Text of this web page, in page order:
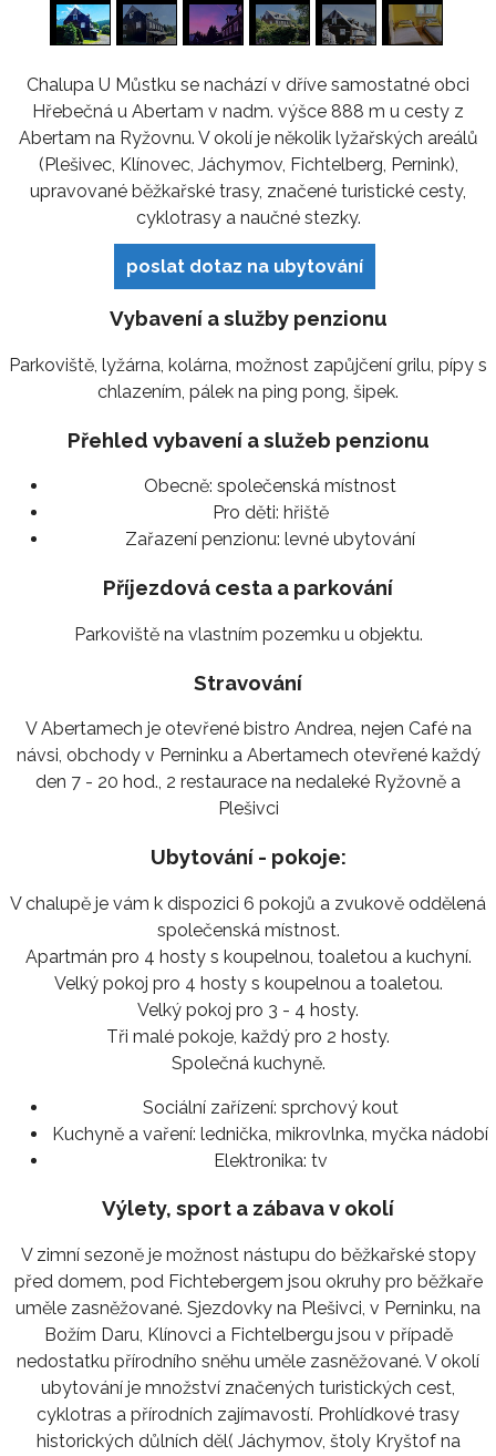
Chalupa U Můstku se nachází v dříve samostatné obci
Hřebečná u Abertam v nadm. výšce 888 m u cesty z
Abertam na Ryžovnu. V okolí je několik lyžařských areálů
(Plešivec, Klínovec, Jáchymov, Fichtelberg, Pernink),
upravované běžkařské trasy, značené turistické cesty,
cyklotrasy a naučné stezky.
poslat dotaz na ubytování
Vybavení a služby penzionu
Parkoviště, lyžárna, kolárna, možnost zapůjčení grilu, pípy s
chlazením, pálek na ping pong, šipek.
Přehled vybavení a služeb penzionu
Obecně: společenská místnost
Pro děti: hřiště
Zařazení penzionu: levné ubytování
Příjezdová cesta a parkování
Parkoviště na vlastním pozemku u objektu.
Stravování
V Abertamech je otevřené bistro Andrea, nejen Café na
návsi, obchody v Perninku a Abertamech otevřené každý
den 7 - 20 hod., 2 restaurace na nedaleké Ryžovně a
Plešivci
Ubytování - pokoje:
V chalupě je vám k dispozici 6 pokojů a zvukově oddělená
společenská místnost.
Apartmán pro 4 hosty s koupelnou, toaletou a kuchyní.
Velký pokoj pro 4 hosty s koupelnou a toaletou.
Velký pokoj pro 3 - 4 hosty.
Tři malé pokoje, každý pro 2 hosty.
Společná kuchyně.
Sociální zařízení: sprchový kout
Kuchyně a vaření: lednička, mikrovlnka, myčka nádobí
Elektronika: tv
Výlety, sport a zábava v okolí
V zimní sezoně je možnost nástupu do běžkařské stopy
před domem, pod Fichtebergem jsou okruhy pro běžkaře
uměle zasněžované. Sjezdovky na Plešivci, v Perninku, na
Božím Daru, Klínovci a Fichtelbergu jsou v případě
nedostatku přírodního sněhu uměle zasněžované. V okolí
ubytování je množství značených turistických cest,
cyklotras a přírodních zajímavostí. Prohlídkové trasy
historických důlních děl( Jáchymov, štoly Kryštof na